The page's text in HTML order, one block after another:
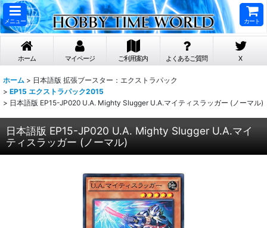
メニュー カート
ホーム マイページ ご利用案内 よくあるご質問 X
ホーム > 日本語版 拡張ブースター：エクストラパック
> EP15 エクストラパック2015
> 日本語版 EP15-JP020 U.A. Mighty Slugger U.A.マイティスラッガー (ノーマル)
日本語版 EP15-JP020 U.A. Mighty Slugger U.A.マイ
ティスラッガー (ノーマル)